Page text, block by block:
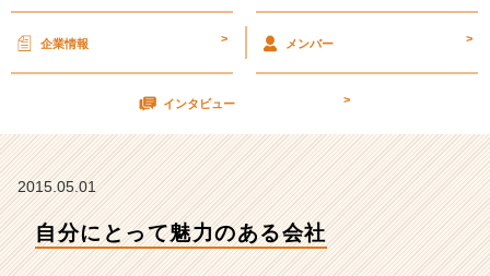
る
【株
式
ン
企業情報 > メンバー >
インタビュー >
2015.05.01
自分にとって魅力のある会社